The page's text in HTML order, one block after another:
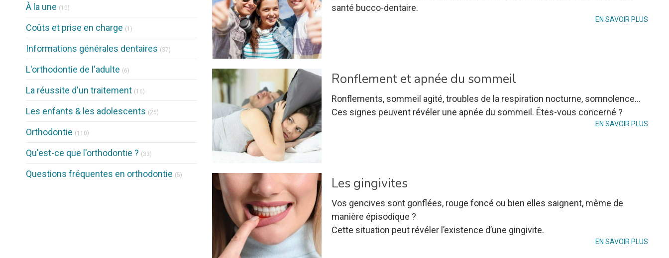
santé bucco-dentaire.
EN SAVOIR PLUS
Ronflement et apnée du sommeil
Ronflements, sommeil agité, troubles de la respiration nocturne, somnolence...
Ces signes peuvent révéler une apnée du sommeil. Êtes-vous concerné ?
EN SAVOIR PLUS
Les gingivites
Vos gencives sont gonflées, rouge foncé ou bien elles saignent, même de
manière épisodique ?
Cette situation peut révéler l’existence d’une gingivite.
EN SAVOIR PLUS
À la une (10)
Coûts et prise en charge (1)
Informations générales dentaires (37)
L'orthodontie de l'adulte (6)
La réussite d'un traitement (16)
Les enfants & les adolescents (25)
Orthodontie (110)
Qu'est-ce que l'orthodontie ? (33)
Questions fréquentes en orthodontie (5)